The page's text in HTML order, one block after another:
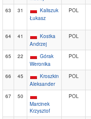
63 31
Kaliszuk
Łukasz
POL
64 41
Kostka
Andrzej
POL
65 22
Górak
Weronika
POL
66 45
Kroszkin
Aleksander
POL
67
50
Marcinek
Krzysztof
POL